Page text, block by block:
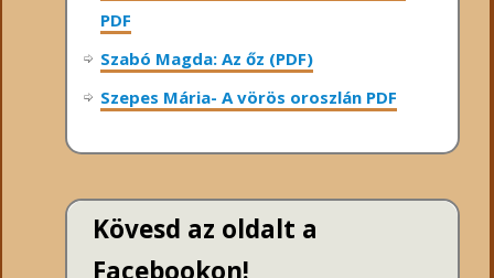
PDF
Szabó Magda: Az őz (PDF)
Szepes Mária- A vörös oroszlán PDF
Kövesd az oldalt a
Facebookon!